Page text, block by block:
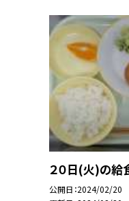
２０日(火)の給
公開日 2024/02/20